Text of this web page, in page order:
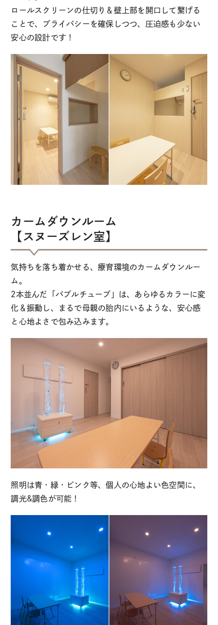
ロールスクリーンの仕切り＆壁上部を開口して繋げる
ことで、プライバシーを確保しつつ、圧迫感も少ない
安心の設計です！
カームダウンルーム
【スヌーズレン室】
気持ちを落ち着かせる、療育環境のカームダウンルー
ム。
2本並んだ「バブルチューブ」は、あらゆるカラーに変
化＆振動し、まるで母親の胎内にいるような、安心感
と心地よさで包み込みます。
照明は青・緑・ピンク等、個人の心地よい色空間に、
調光&調色が可能！